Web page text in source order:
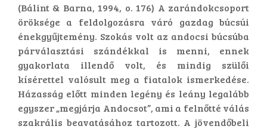
(Bálint & Barna, 1994, o. 176) A zarándokcsoport
öröksége a feldolgozásra váró gazdag búcsúi
énekgyűjtemény. Szokás volt az andocsi búcsúba
párválasztási szándékkal is menni, ennek
gyakorlata illendő volt, és mindig szülői
kísérettel valósult meg a fiatalok ismerkedése.
Házasság előtt minden legény és leány legalább
egyszer „megjárja Andocsot”, ami a felnőtté válás
szakrális beavatásához tartozott. A jövendőbeli